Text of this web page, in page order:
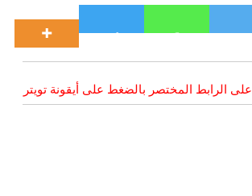
الرابط المختصر بالضغط على أيقونة تويتر